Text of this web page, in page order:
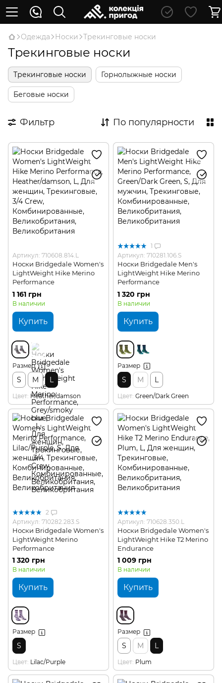
Oдежда Носки Трекинговые носки
Трекинговые носки
Трекинговые носки Горнолыжные носки
Беговые носки
Фильтр По популярности
Артикул: 710608.814.L
Носки Bridgedale Women's
LightWeight Hike Merino
Performance
1 161 грн
В наличии
Купить
Размер
S M L
Цвет Heather/damson
1
Артикул: 710281.106.S
Носки Bridgedale Men's
LightWeight Hike Merino
Performance
1 320 грн
В наличии
Купить
Размер
S M L
Цвет Green/Dark Green
2
Артикул: 710282.283.S
Носки Bridgedale Women's
LightWeight Merino
Performance
1 320 грн
В наличии
Купить
Размер
S
Цвет Lilac/Purple
Артикул: 710628.350.L
Носки Bridgedale Women's
LightWeight Hike T2 Merino
Endurance
1 009 грн
В наличии
Купить
Размер
S M L
Цвет Plum